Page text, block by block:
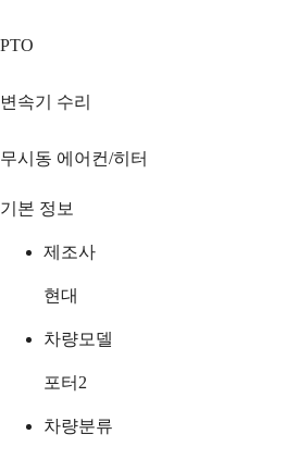
PTO
변속기 수리
무시동 에어컨/히터
기본 정보
제조사
현대
차량모델
포터2
차량분류